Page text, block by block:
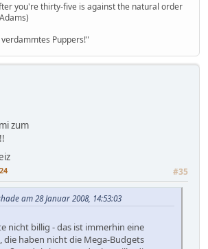
you're thirty-five is against the natural order
Puppers!"
zum
#35
am 28 Januar 2008, 14:53:03
nicht billig - das ist immerhin eine
die haben nicht die Mega-Budgets